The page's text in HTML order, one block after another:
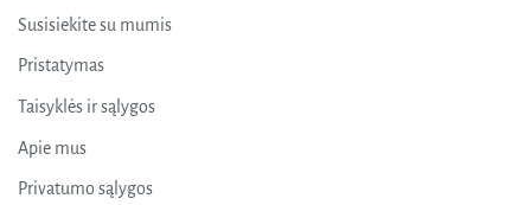
Susisiekite su mumis
Pristatymas
Taisyklės ir sąlygos
Apie mus
Privatumo sąlygos